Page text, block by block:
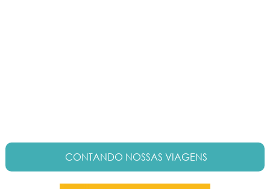
CONTANDO NOSSAS VIAGENS